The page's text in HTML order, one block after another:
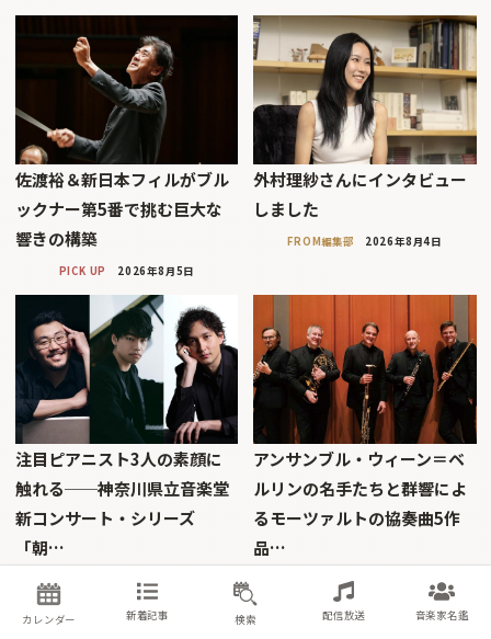
佐渡裕＆新日本フィルがブル
ックナー第5番で挑む巨大な
響きの構築
PICK UP 2026年8月5日
外村理紗さんにインタビュー
しました
FROM編集部 2026年8月4日
注目ピアニスト3人の素顔に
触れる──神奈川県立音楽堂
新コンサート・シリーズ
「朝…
2026年8月4日
アンサンブル・ウィーン＝ベ
ルリンの名手たちと群響によ
るモーツァルトの協奏曲5作
品…
カレンダー 新着記事 検索 配信放送 音楽家名鑑